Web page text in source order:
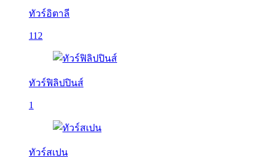
ทัวร์อิตาลี
112
ทัวร์ฟิลิปปินส์
1
ทัวร์สเปน